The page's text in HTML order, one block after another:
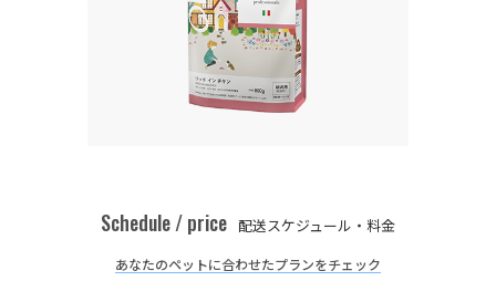
Schedule / price 配送スケジュール・料金
あなたのペットに合わせたプランをチェック